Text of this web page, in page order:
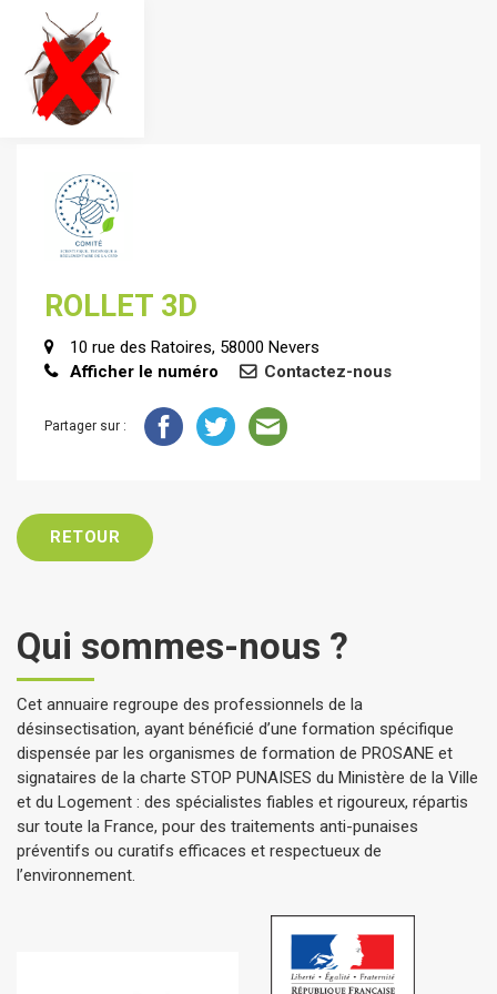
ROLLET 3D
10 rue des Ratoires, 58000 Nevers
Afficher le numéro
Contactez-nous
Partager sur :
RETOUR
Qui sommes-nous ?
Cet annuaire regroupe des professionnels de la
désinsectisation, ayant bénéficié d’une formation spécifique
dispensée par les organismes de formation de PROSANE et
signataires de la charte STOP PUNAISES du Ministère de la Ville
et du Logement : des spécialistes fiables et rigoureux, répartis
sur toute la France, pour des traitements anti-punaises
préventifs ou curatifs efficaces et respectueux de
l’environnement.